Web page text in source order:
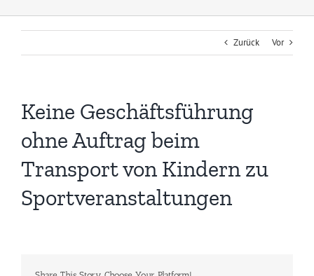
Zurück Vor
Keine Geschäftsführung
ohne Auftrag beim
Transport von Kindern zu
Sportveranstaltungen